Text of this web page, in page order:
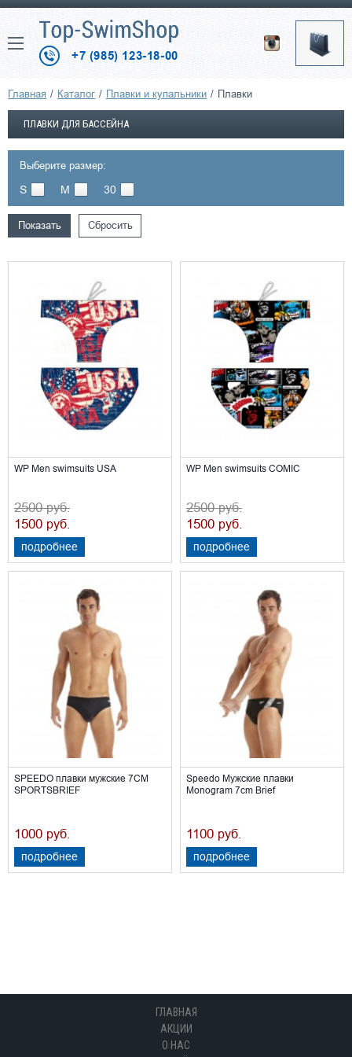
+7 (985) 123-18-00
Главная Каталог Плавки и купальники Плавки
ПЛАВКИ ДЛЯ БАССЕЙНА
Выберите размер:
S M 30
Показать Сбросить
WP Men swimsuits USA
2500руб.
1500 руб.
подробнее
WP Men swimsuits COMIC
2500руб.
1500 руб.
подробнее
SPEEDO плавки мужские 7CM
SPORTSBRIEF
1000 руб.
подробнее
Speedo Мужские плавки
Monogram 7cm Brief
1100 руб.
подробнее
ГЛАВНАЯ
АКЦИИ
О НАС